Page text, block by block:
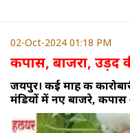
02-Oct-2024 01:18 PM
कपास, बाजरा,
जयपुर। कई माह की
मंडियों में नए बाजरे,